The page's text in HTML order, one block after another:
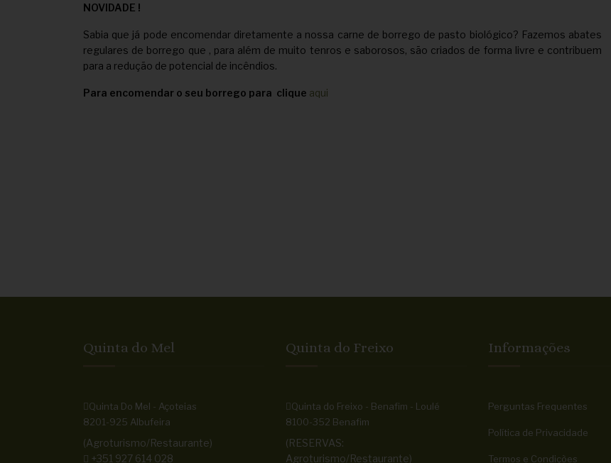
NOVIDADE !
Sabia que já pode encomendar diretamente a nossa carne de borrego de pasto biológico? Fazemos abates
regulares de borrego que , para além de muito tenros e saborosos, são criados de forma livre e contribuem
para a redução de potencial de incêndios.
Para encomendar o seu borrego para clique aqui
Quinta do Mel
Quinta Do Mel - Açoteias
8201-925 Albufeira
(Agroturismo/Restaurante)
+351 927 614 028
Quinta do Freixo
Quinta do Freixo - Benafim - Loulé
8100-352 Benafim
(RESERVAS:
Agroturismo/Restaurante)
Informações
Perguntas Frequentes
Política de Privacidade
Termos e Condições